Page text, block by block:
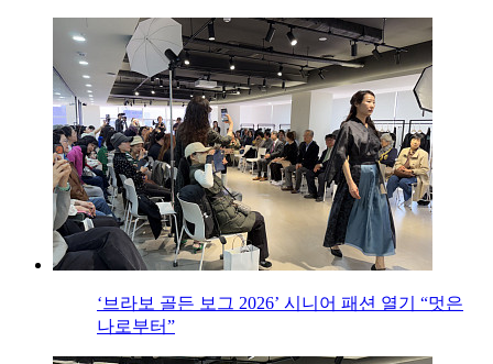
‘브라보 골든 보그 2026’ 시니어 패션 열기 “멋은
나로부터”